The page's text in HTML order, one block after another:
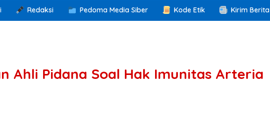
Redaksi Pedoma Media Siber Kode Etik Kirim Berita
Ahli Pidana Soal Hak Imunitas Arteria